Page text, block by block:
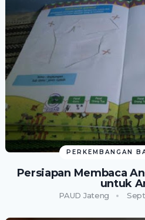
PERKEMBANGAN
Persiapan Membaca
untuk
PAUD Jateng